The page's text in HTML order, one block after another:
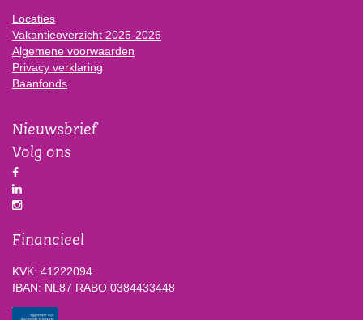
Locaties
Vakantieoverzicht 2025-2026
Algemene voorwaarden
Privacy verklaring
Baanfonds
Nieuwsbrief
Volg ons
Financieel
KVK: 41222094
IBAN: NL87 RABO 0384433448